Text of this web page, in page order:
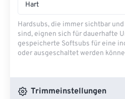
Hart
Hardsubs, die immer sichtbar
sind, eignen sich für dauerhafte
gespeicherte Softsubs für eine
oder ausgeschaltet werden
Trimmeinstellungen